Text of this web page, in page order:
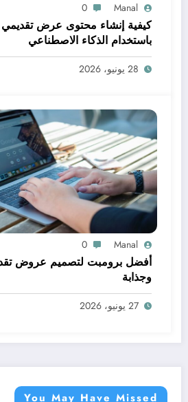
Manal
0
كيفية إنشاء محتوى عرض تقديمي
باستخدام الذكاء الاصطناعي
28 يونيو، 2026
Manal
0
أفضل برومبت لتصميم عروض
وجذابة
27 يونيو، 2026
You May Have Missed